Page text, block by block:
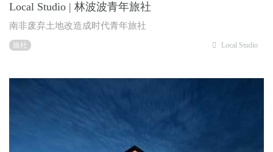
Local Studio | 林波波青年旅社
南非废弃土地改造成时代青年旅社
旅社 Local Studio